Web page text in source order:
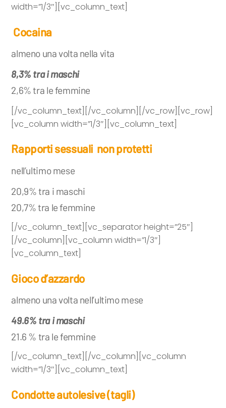
width=”1/3″][vc_column_text]
Cocaina
almeno una volta nella vita
8,3% tra i maschi
2,6% tra le femmine
[/vc_column_text][/vc_column][/vc_row][vc_row]
[vc_column width=”1/3″][vc_column_text]
Rapporti sessuali non protetti
nell’ultimo mese
20,9% tra i maschi
20,7% tra le femmine
[/vc_column_text][vc_separator height=”25″]
[/vc_column][vc_column width=”1/3″]
[vc_column_text]
Gioco d’azzardo
almeno una volta nell’ultimo mese
49.6% tra i maschi
21.6 % tra le femmine
[/vc_column_text][/vc_column][vc_column
width=”1/3″][vc_column_text]
Condotte autolesive (tagli)